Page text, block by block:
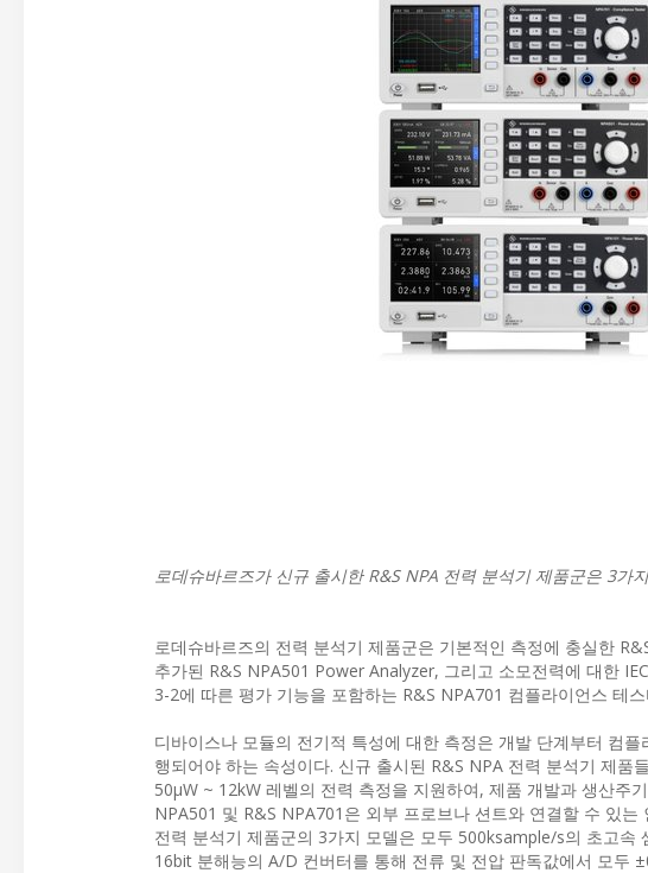
로데슈바르즈가 신규 출시한 R&S NPA 전력 분석기 제품군은 3가
로데슈바르즈의 전력 분석기 제품군은 기본적인 측정에 충실한
추가된 R&S NPA501 Power Analyzer, 그리고 소모전력에 대한
3-2에 따른 평가 기능을 포함하는 R&S NPA701 컴플라이언스 테
디바이스나 모듈의 전기적 특성에 대한 측정은 개발 단계부터 컴
행되어야 하는 속성이다. 신규 출시된 R&S NPA 전력 분석기 제
50µW ~ 12kW 레벨의 전력 측정을 지원하여, 제품 개발과 생산주
NPA501 및 R&S NPA701은 외부 프로브나 션트와 연결할 수 있
전력 분석기 제품군의 3가지 모델은 모두 500ksample/s의 초고
16bit 분해능의 A/D 컨버터를 통해 전류 및 전압 판독값에서 모두